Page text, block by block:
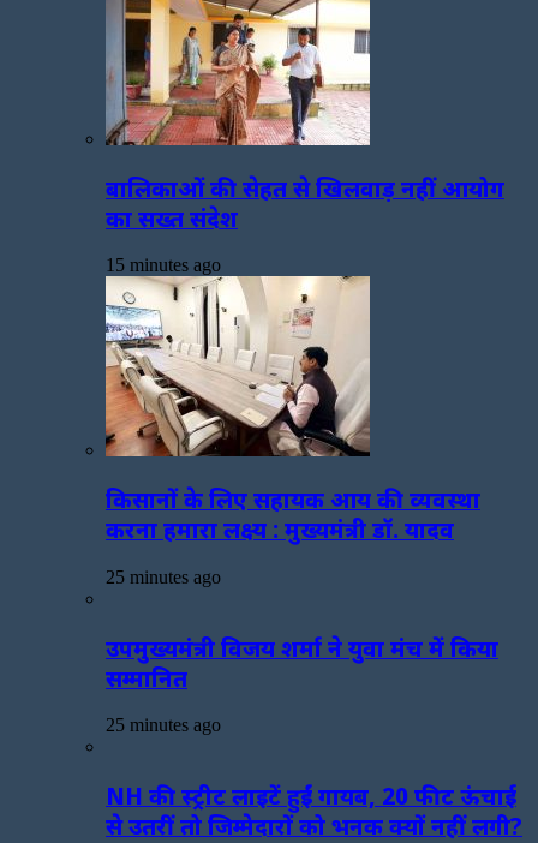
बालिकाओं की सेहत से खिलवाड़ नहीं आयोग
का सख्त संदेश
15 minutes ago
किसानों के लिए सहायक आय की व्यवस्था
करना हमारा लक्ष्य : मुख्यमंत्री डॉ. यादव
25 minutes ago
उपमुख्यमंत्री विजय शर्मा ने युवा मंच में किया
सम्मानित
25 minutes ago
NH की स्ट्रीट लाइटें हुईं गायब, 20 फीट ऊंचाई
से उतरीं तो जिम्मेदारों को भनक क्यों नहीं लगी?